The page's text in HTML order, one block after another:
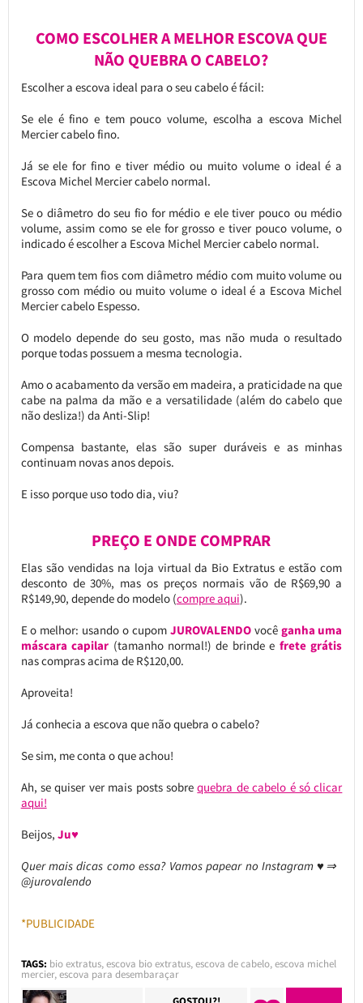
COMO ESCOLHER A MELHOR ESCOVA QUE
NÃO QUEBRA O CABELO?
Escolher a escova ideal para o seu cabelo é fácil:
Se ele é fino e tem pouco volume, escolha a escova Michel
Mercier cabelo fino.
Já se ele for fino e tiver médio ou muito volume o ideal é a
Escova Michel Mercier cabelo normal.
Se o diâmetro do seu fio for médio e ele tiver pouco ou médio
volume, assim como se ele for grosso e tiver pouco volume, o
indicado é escolher a Escova Michel Mercier cabelo normal.
Para quem tem fios com diâmetro médio com muito volume ou
grosso com médio ou muito volume o ideal é a Escova Michel
Mercier cabelo Espesso.
O modelo depende do seu gosto, mas não muda o resultado
porque todas possuem a mesma tecnologia.
Amo o acabamento da versão em madeira, a praticidade na que
cabe na palma da mão e a versatilidade (além do cabelo que
não desliza!) da Anti-Slip!
Compensa bastante, elas são super duráveis e as minhas
continuam novas anos depois.
E isso porque uso todo dia, viu?
PREÇO E ONDE COMPRAR
Elas são vendidas na loja virtual da Bio Extratus e estão com
desconto de 30%, mas os preços normais vão de R$69,90 a
R$149,90, depende do modelo (compre aqui).
E o melhor: usando o cupom JUROVALENDOvocê ganha uma
máscara capilar (tamanho normal!) de brinde e frete grátis
nas compras acima de R$120,00.
Aproveita!
Já conhecia a escova que não quebra o cabelo?
Se sim, me conta o que achou!
Ah, se quiser ver mais posts sobrequebra de cabelo é só clicar
aqui!
Beijos, Ju♥
Quer mais dicas como essa? Vamos papear no Instagram ♥⇒
@jurovalendo
*PUBLICIDADE
TAGS: bio extratus,escova bio extratus,escova de cabelo,escova michel
mercier,escova para desembaraçar